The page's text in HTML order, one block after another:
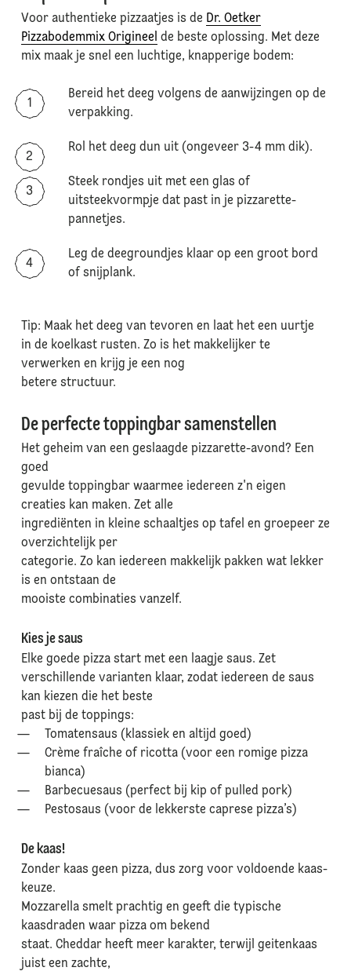
Voor authentieke pizzaatjes is de Dr. Oetker
Pizzabodemmix Origineel de beste oplossing. Met deze
mix maak je snel een luchtige, knapperige bodem:
Bereid het deeg volgens de aanwijzingen op de
verpakking.
Rol het deeg dun uit (ongeveer 3-4 mm dik).
Steek rondjes uit met een glas of
uitsteekvormpje dat past in je pizzarette-
pannetjes.
Leg de deegroundjes klaar op een groot bord
of snijplank.
Tip: Maak het deeg van tevoren en laat het een uurtje
in de koelkast rusten. Zo is het makkelijker te
verwerken en krijg je een nog
betere structuur.
De perfecte toppingbar samenstellen
Het geheim van een geslaagde pizzarette-avond? Een
goed
gevulde toppingbar waarmee iedereen z'n eigen
creaties kan maken. Zet alle
ingrediënten in kleine schaaltjes op tafel en groepeer ze
overzichtelijk per
categorie. Zo kan iedereen makkelijk pakken wat lekker
is en ontstaan de
mooiste combinaties vanzelf.
Kies je saus
Elke goede pizza start met een laagje saus. Zet
verschillende varianten klaar, zodat iedereen de saus
kan kiezen die het beste
past bij de toppings:
Tomatensaus (klassiek en altijd goed)
Crème fraîche of ricotta (voor een romige pizza
bianca)
Barbecuesaus (perfect bij kip of pulled pork)
Pestosaus (voor de lekkerste caprese pizza’s)
De kaas!
Zonder kaas geen pizza, dus zorg voor voldoende kaas-
keuze.
Mozzarella smelt prachtig en geeft die typische
kaasdraden waar pizza om bekend
staat. Cheddar heeft meer karakter, terwijl geitenkaas
juist een zachte,